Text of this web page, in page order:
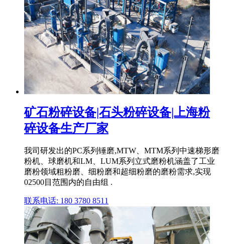
矿石粉碎设备|石头粉碎设备|上海粉
碎设备生产厂家
我司研发出的PC系列锤磨,MTW、MTM系列中速梯形磨
粉机、球磨机和LM、LUM系列立式磨粉机涵盖了工业
磨粉领域粗粉磨、细粉磨和超细粉磨的磨粉需求,实现
02500目范围内的自由组 .
联系电话: 180 3780 8511